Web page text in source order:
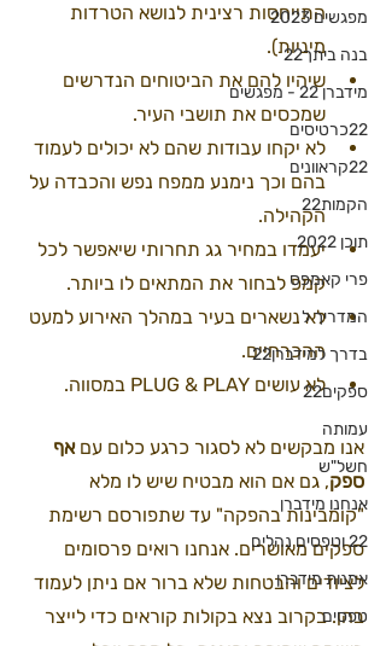
מפגשים 2023
בנה ביתך22
מידברן 22 - מפגשים
22כרטיסים
22קראוונים
הקמות22
תוכן 2022
פרי קאמפס
המדריך ל
בדרך למידברן22
ספקים22
עמותה
חשל"ש
אנחנו מידברן
22 וטפסים נהלים
אמנות מידברן
טפסים
התייחסות רצינית לנושא הטרדות
מיניות).
שיהיו להם את הביטוחים הנדרשים
שמכסים את תושבי העיר.
לא יקחו עבודות שהם לא יכולים לעמוד
בהם וכך נימנע ממפח נפש והכבדה על
הקהילה.
יעמדו במחיר גג תחרותי שיאפשר לכל
קמפ לבחור את המתאים לו ביותר.
לא נשארים בעיר במהלך האירוע למעט
ההכרחיים.
לא עושים PLUG & PLAY במסווה.
אנו מבקשים לא לסגור כרגע כלום עם אף
ספק, גם אם הוא מבטיח שיש לו מלא
"קומבינות בהפקה" עד שתפורסם רשימת
ספקים מאושרים. אנחנו רואים פרסומים
לציודים והבטחות שלא ברור אם ניתן לעמוד
בהן. בקרוב נצא בקולות קוראים כדי לייצר